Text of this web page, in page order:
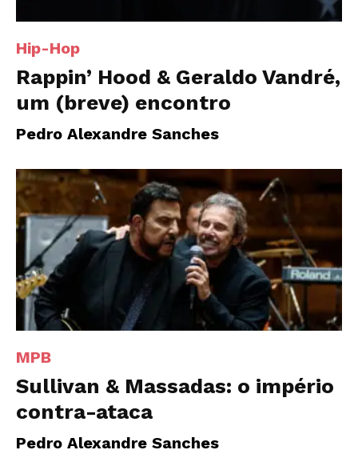
Hip-Hop
Rappin’ Hood & Geraldo Vandré,
um (breve) encontro
Pedro Alexandre Sanches
MPB
Sullivan & Massadas: o império
contra-ataca
Pedro Alexandre Sanches